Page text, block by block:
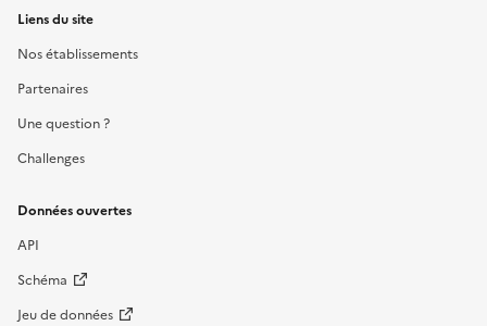
Liens du site
Nos établissements
Partenaires
Une question ?
Challenges
Données ouvertes
API
Schéma
Jeu de données